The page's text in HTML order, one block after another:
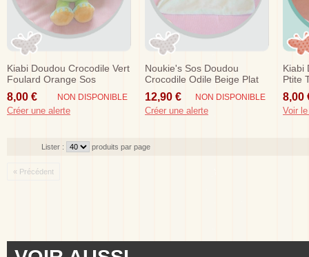
Kiabi Doudou Crocodile Vert
Foulard Orange Sos
8,00 € NON DISPONIBLE
Créer une alerte
Noukie's Sos Doudou
Crocodile Odile Beige Plat
Vert
12,90 € NON DISPONIBLE
Créer une alerte
Kiabi
Ptite
8,00
Voir
Lister : produits par page
« Précédent